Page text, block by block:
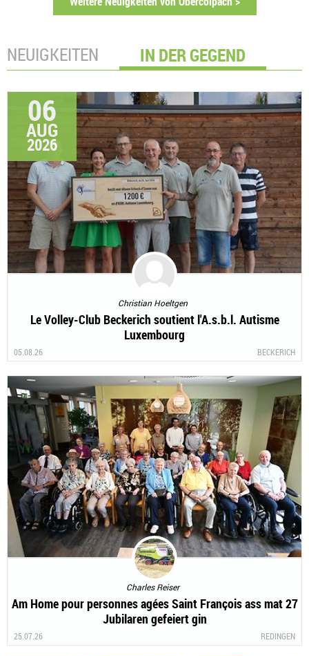
NEUIGKEITEN IN DER GEGEND
06
AUG
2026
Christian Hoeltgen
Le Volley-Club Beckerich soutient l'A.s.b.l. Autisme
Luxembourg
05.08.26 BECKERICH
Charles Reiser
Am Home pour personnes agées Saint François ass mat 27
Jubilaren gefeiert gin
25.07.26 REDINGEN